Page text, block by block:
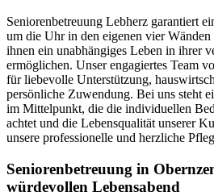
Seniorenbetreuung Lebherz garantiert
um die Uhr in den eigenen vier
ihnen ein unabhängiges Leben in ihrer
ermöglichen. Unser engagiertes Team
für liebevolle Unterstützung,
persönliche Zuwendung. Bei uns steht
im Mittelpunkt, die die individuellen
achtet und die Lebensqualität unserer
unsere professionelle und herzliche
Senioren­betreuung in
würdevollen Lebensabend